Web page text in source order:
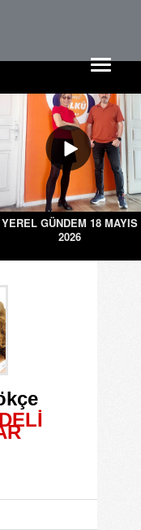
YEREL GÜNDEM 18 MAYIS
2026